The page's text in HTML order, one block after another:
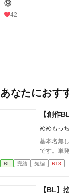
⑨
42
あなたにおす
【創作
めめもっち
基本名無
です。単
BL 完結 短編 R18
【BL】